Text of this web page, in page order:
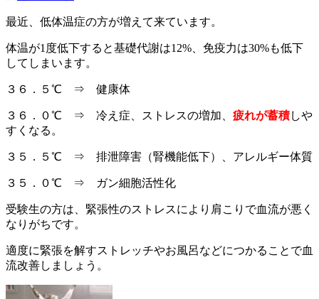
最近、低体温症の方が増えて来ています。
体温が1度低下すると基礎代謝は12%、免疫力は30%も低下
してしまいます。
３６．５℃ ⇒ 健康体
３６．０℃ ⇒ 冷え症、ストレスの増加、 疲れが蓄積しや
すくなる。
３５．５℃ ⇒ 排泄障害（腎機能低下）、アレルギー体質
３５．０℃ ⇒ ガン細胞活性化
受験生の方は、緊張性のストレスにより肩こりで血流が悪く
なりがちです。
適度に緊張を解すストレッチやお風呂などにつかることで血
流改善しましょう。